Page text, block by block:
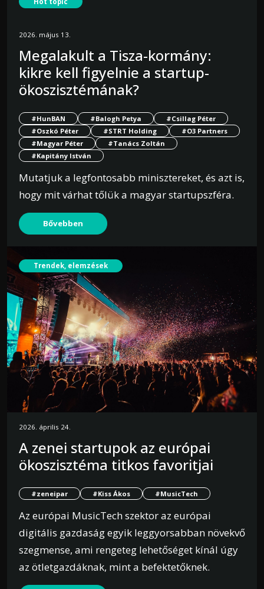
Egyre merészebb felvásárlások
történnek az európai pénzügyi
szektorban
A pénzügyi szolgáltatói szektor M&A-
tranzakcióit úgy Európában, mint globálisan is
az egymilliárd dollárt meghaladó megadealek
hajtják felfelé.
Bővebben
Trendek, elemzések
2026. április 24.
A zenei startupok az európai
ökoszisztéma titkos favoritjai
#zeneipar #Kiss Ákos #MusicTech
Az európai MusicTech szektor az európai
digitális gazdaság egyik leggyorsabban növekvő
szegmense, ami rengeteg lehetőséget kínál úgy
az ötletgazdáknak, mint a befektetőknek.
2026. május 13.
Megalakult a Tisza-kormány:
kikre kell figyelnie a startup-
ökoszisztémának?
#HunBAN #Balogh Petya
#Csillag Péter
#Oszkó Péter
#STRT Holding
#O3 Partners
#Magyar Péter
#Tanács Zoltán
#Kapitány István
Mutatjuk a legfontosabb minisztereket, és azt is,
hogy mit várhat tőlük a magyar startupszféra.
Bővebben